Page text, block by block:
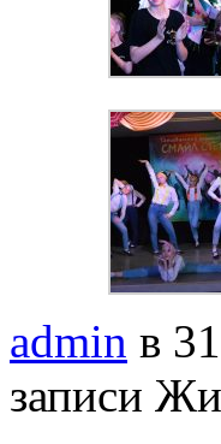
admin в
записи